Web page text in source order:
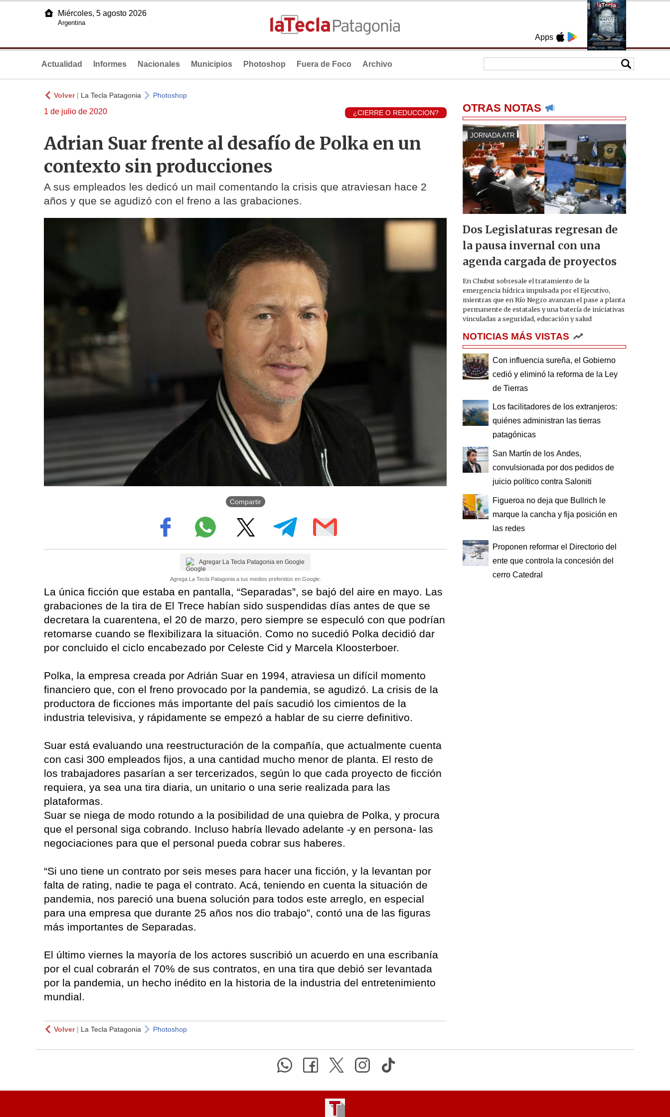
Apps
Miércoles, 5 agosto 2026
Argentina
Actualidad Informes Nacionales Municipios Photoshop Fuera de Foco Archivo
Volver| La Tecla Patagonia Photoshop
1 de julio de 2020 ¿CIERRE O REDUCCION?
Adrian Suar frente al desafío de Polka en un
contexto sin producciones
A sus empleados les dedicó un mail comentando la crisis que atraviesan hace 2
años y que se agudizó con el freno a las grabaciones.
Compartir
Agregar La Tecla Patagonia en Google
Agrega La Tecla Patagonia a tus medios preferidos en Google.
La única ficción que estaba en pantalla, “Separadas”, se bajó del aire en mayo. Las
grabaciones de la tira de El Trece habían sido suspendidas días antes de que se
decretara la cuarentena, el 20 de marzo, pero siempre se especuló con que podrían
retomarse cuando se flexibilizara la situación. Como no sucedió Polka decidió dar
por concluido el ciclo encabezado por Celeste Cid y Marcela Kloosterboer.
Polka, la empresa creada por Adrián Suar en 1994, atraviesa un difícil momento
financiero que, con el freno provocado por la pandemia, se agudizó. La crisis de la
productora de ficciones más importante del país sacudió los cimientos de la
industria televisiva, y rápidamente se empezó a hablar de su cierre definitivo.
Suar está evaluando una reestructuración de la compañía, que actualmente cuenta
con casi 300 empleados fijos, a una cantidad mucho menor de planta. El resto de
los trabajadores pasarían a ser tercerizados, según lo que cada proyecto de ficción
requiera, ya sea una tira diaria, un unitario o una serie realizada para las
plataformas.
Suar se niega de modo rotundo a la posibilidad de una quiebra de Polka, y procura
que el personal siga cobrando. Incluso habría llevado adelante -y en persona- las
negociaciones para que el personal pueda cobrar sus haberes.
“Si uno tiene un contrato por seis meses para hacer una ficción, y la levantan por
falta de rating, nadie te paga el contrato. Acá, teniendo en cuenta la situación de
pandemia, nos pareció una buena solución para todos este arreglo, en especial
para una empresa que durante 25 años nos dio trabajo”, contó una de las figuras
más importantes de Separadas.
El último viernes la mayoría de los actores suscribió un acuerdo en una escribanía
por el cual cobrarán el 70% de sus contratos, en una tira que debió ser levantada
por la pandemia, un hecho inédito en la historia de la industria del entretenimiento
mundial.
Volver| La Tecla Patagonia Photoshop
OTRAS NOTAS
JORNADA ATR
Dos Legislaturas regresan de
la pausa invernal con una
agenda cargada de proyectos
En Chubut sobresale el tratamiento de la
emergencia hídrica impulsada por el Ejecutivo,
mientras que en Río Negro avanzan el pase a planta
permanente de estatales y una batería de iniciativas
vinculadas a seguridad, educación y salud
NOTICIAS MÁS VISTAS
Con influencia sureña, el Gobierno
cedió y eliminó la reforma de la Ley
de Tierras
Los facilitadores de los extranjeros:
quiénes administran las tierras
patagónicas
San Martín de los Andes,
convulsionada por dos pedidos de
juicio político contra Saloniti
Figueroa no deja que Bullrich le
marque la cancha y fija posición en
las redes
Proponen reformar el Directorio del
ente que controla la concesión del
cerro Catedral